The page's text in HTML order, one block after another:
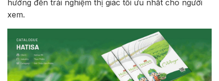
hướng đến trải nghiệm thị giác tối ưu nhất cho người
xem.